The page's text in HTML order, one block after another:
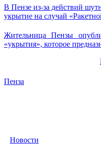
В Пензе из-за действий
укрытие на случай
Жительница Пензы
«укрытия», которое
Пенза
Новости